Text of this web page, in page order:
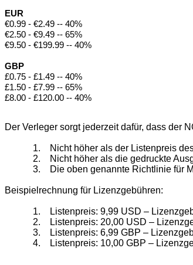
EUR
€0.99 - €2.49 -- 40%
€2.50 - €9.49 -- 65%
€9.50 - €199.99 -- 40%
GBP
£0.75 - £1.49 -- 40%
£1.50 - £7.99 -- 65%
£8.00 - £120.00 -- 40%
Der Verleger sorgt jederzeit dafür, dass der
1.
Nicht höher als der Listenpreis
2.
Nicht höher als die gedruckte
3.
Die oben genannte Richtlinie für
Beispielrechnung für Lizenzgebühren:
1. Listenpreis: 9,99 USD –
2.
Listenpreis: 20,00 USD –
3.
Listenpreis: 6,99 GBP –
4.
Listenpreis: 10,00 GBP –